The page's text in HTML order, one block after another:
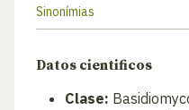
Sinonímias
Datos cientificos
Clase: